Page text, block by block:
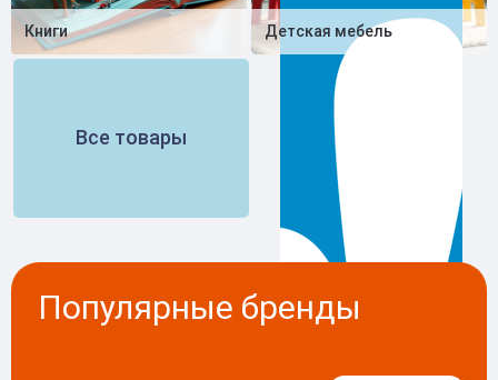
Книги Детская мебель
Все товары
Популярные бренды